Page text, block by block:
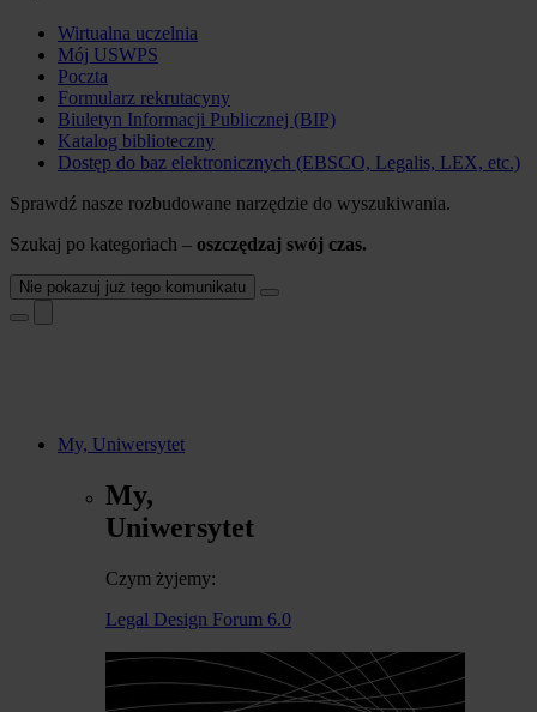
Wirtualna uczelnia
Mój USWPS
Poczta
Formularz rekrutacyny
Biuletyn Informacji Publicznej (BIP)
Katalog biblioteczny
Dostęp do baz elektronicznych (EBSCO, Legalis, LEX, etc.)
Sprawdź nasze rozbudowane narzędzie do wyszukiwania.
Szukaj po kategoriach – oszczędzaj swój czas.
Nie pokazuj już tego komunikatu
My, Uniwersytet
My,
Uniwersytet
Czym żyjemy:
Legal Design Forum 6.0